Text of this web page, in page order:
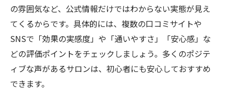
の雰囲気など、公式情報だけではわからない実態が見え
てくるからです。具体的には、複数の口コミサイトや
SNSで「効果の実感度」や「通いやすさ」「安心感」な
どの評価ポイントをチェックしましょう。多くのポジテ
ィブな声があるサロンは、初心者にも安心しておすすめ
できます。